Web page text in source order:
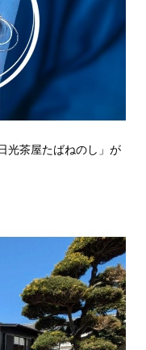
光茶屋たばねのし」が